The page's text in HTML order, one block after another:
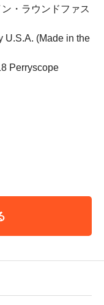
・ラウンドファス
U.S.A. (Made in the
Perryscope